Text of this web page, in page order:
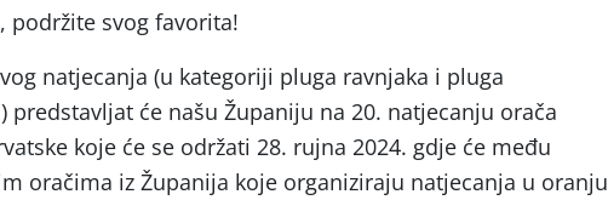
podržite svog favorita!
natjecanja (u kategoriji pluga ravnjaka i pluga
predstavljat će našu Županiju na 20. natjecanju orača
koje će se održati 28. rujna 2024. gdje će među
oračima iz Županija koje organiziraju natjecanja u oranju